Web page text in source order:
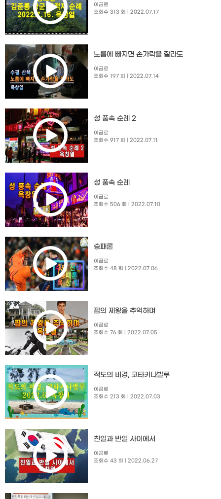
이금로
조회수 313 회
| 2022.07.17
노름에 빠지면 손가락을 잘라도
이금로
조회수 197 회
| 2022.07.14
성 풍속 순례 2
이금로
조회수 917 회
| 2022.07.11
성 풍속 순례
이금로
조회수 506 회
| 2022.07.10
승패론
이금로
조회수 48 회
| 2022.07.06
팝의 제왕을 추억하며
이금로
조회수 76 회
| 2022.07.05
적도의 비경, 코타키나발루
이금로
조회수 213 회
| 2022.07.03
친일과 반일 사이에서
이금로
조회수 43 회
| 2022.06.27